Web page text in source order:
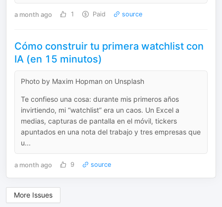
a month ago 1 Paid source
Cómo construir tu primera watchlist con
IA (en 15 minutos)
Photo by Maxim Hopman on Unsplash
Te confieso una cosa: durante mis primeros años
invirtiendo, mi “watchlist” era un caos. Un Excel a
medias, capturas de pantalla en el móvil, tickers
apuntados en una nota del trabajo y tres empresas que
u...
a month ago 9 source
More Issues